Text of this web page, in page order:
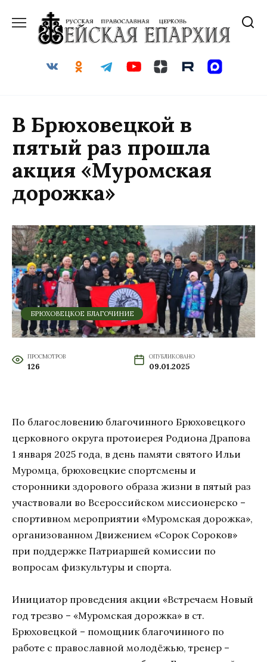
содержанию
В Брюховецкой в
пятый раз прошла
акция «Муромская
дорожка»
БРЮХОВЕЦКОЕ БЛАГОЧИНИЕ
ПРОСМОТРОВ
126
ОПУБЛИКОВАНО
09.01.2025
По благословению благочинного Брюховецкого
церковного округа протоиерея Родиона Драпова
1 января 2025 года, в день памяти святого Ильи
Муромца, брюховецкие спортсмены и
сторонники здорового образа жизни в пятый раз
участвовали во Всероссийском миссионерско –
спортивном мероприятии «Муромская дорожка»,
организованном Движением «Сорок Сороков»
при поддержке Патриаршей комиссии по
вопросам физкультуры и спорта.
Инициатор проведения акции «Встречаем Новый
год трезво – «Муромская дорожка» в ст.
Брюховецкой – помощник благочинного по
работе с православной молодёжью, тренер –